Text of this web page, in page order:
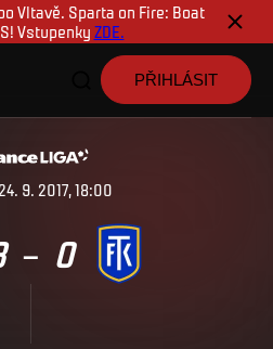
Vltavě. Sparta on Fire: Boat
Vstupenky ZDE.
PŘIHLÁSIT
24. 9. 2017, 18:00
– 0